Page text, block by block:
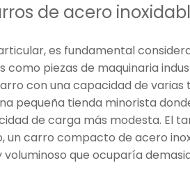
de acero
es fundamental
piezas de maquinaria
con una capacidad de
pequeña tienda minorista
de carga más modesta. El
un carro compacto de acero
que ocuparía